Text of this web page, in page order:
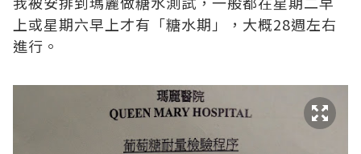
上或星期六早上才有「糖水期」，大概28週左右
進行。